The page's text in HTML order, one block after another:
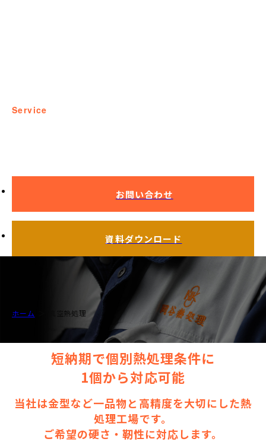
service
お問い合わせ
資料ダウンロード
ホーム 真空熱処理
短納期で個別熱処理条件に
1個から対応可能
当社は金型など一品物と高精度を大切にした熱
処理工場です。
ご希望の硬さ・靭性に対応します。